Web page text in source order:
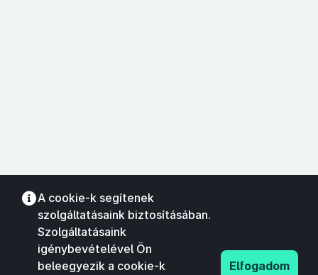
A cookie-k segítenek
szolgáltatásaink biztosításában.
Szolgáltatásaink
igénybevételével Ön
beleegyezik a cookie-k
Elfogadom